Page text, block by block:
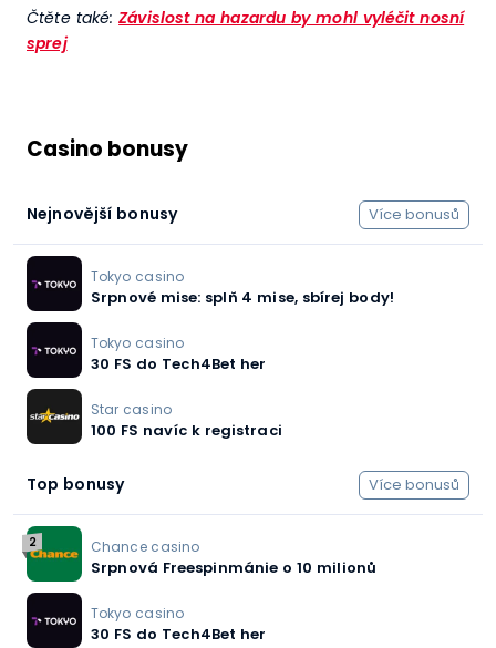
Čtěte také:Závislost na hazardu by mohl vyléčit nosní
sprej
Casino bonusy
Nejnovější bonusy Více bonusů
Tokyo casino
Srpnové mise: splň 4 mise, sbírej body!
Tokyo casino
30 FS do Tech4Bet her
Star casino
100 FS navíc k registraci
Top bonusy Více bonusů
2 Chance casino
Srpnová Freespinmánie o 10 milionů
Tokyo casino
30 FS do Tech4Bet her